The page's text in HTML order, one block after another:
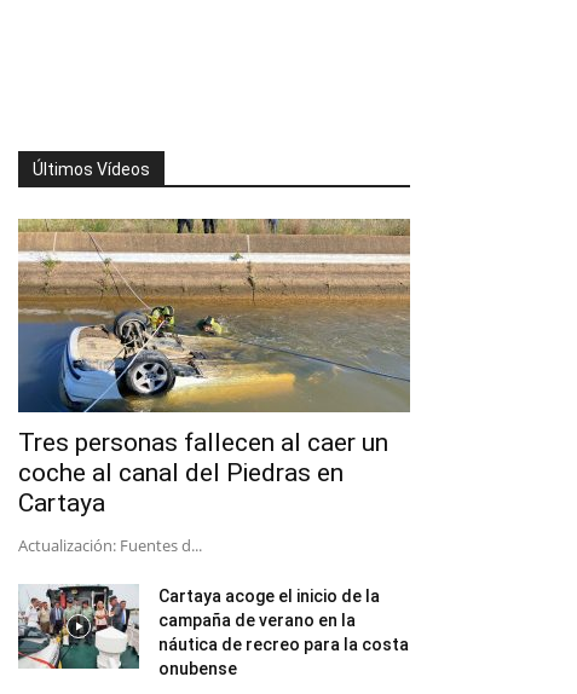
Últimos Vídeos
Tres personas fallecen al caer un
coche al canal del Piedras en
Cartaya
Actualización: Fuentes d...
Cartaya acoge el inicio de la
campaña de verano en la
náutica de recreo para la costa
onubense